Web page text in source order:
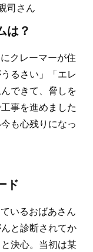
司さん
は？
クレーマーが住
るさい」「エレ
できて、脅しを
事を進めました
も心残りになっ
ド
いるおばあさん
と診断されてか
決心。当初は某